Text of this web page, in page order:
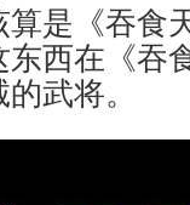
是《吞食
西在《吞
武将。